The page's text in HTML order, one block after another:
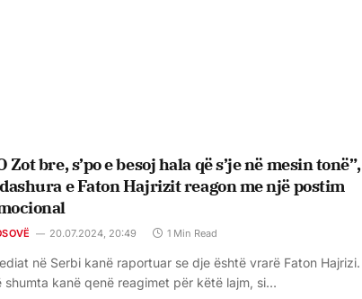
Zot bre, s’po e besoj hala që s’je në mesin tonë”,
e Faton Hajrizit reagon me një postim
20.07.2024, 20:49 1 Min Read
në Serbi kanë raportuar se dje është vrarë Faton Hajrizi.
shumta kanë qenë reagimet për këtë lajm, si…